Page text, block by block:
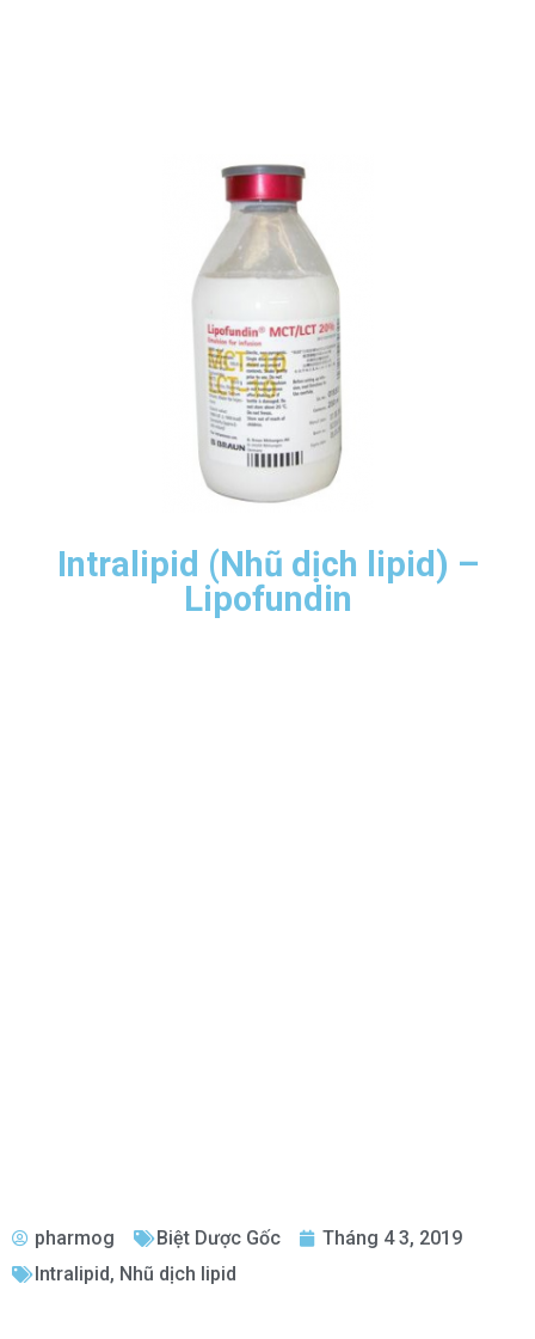
Intralipid (Nhũ dịch lipid) –
Lipofundin
pharmog Biệt Dược Gốc
Tháng 4 3, 2019
Intralipid, Nhũ dịch lipid